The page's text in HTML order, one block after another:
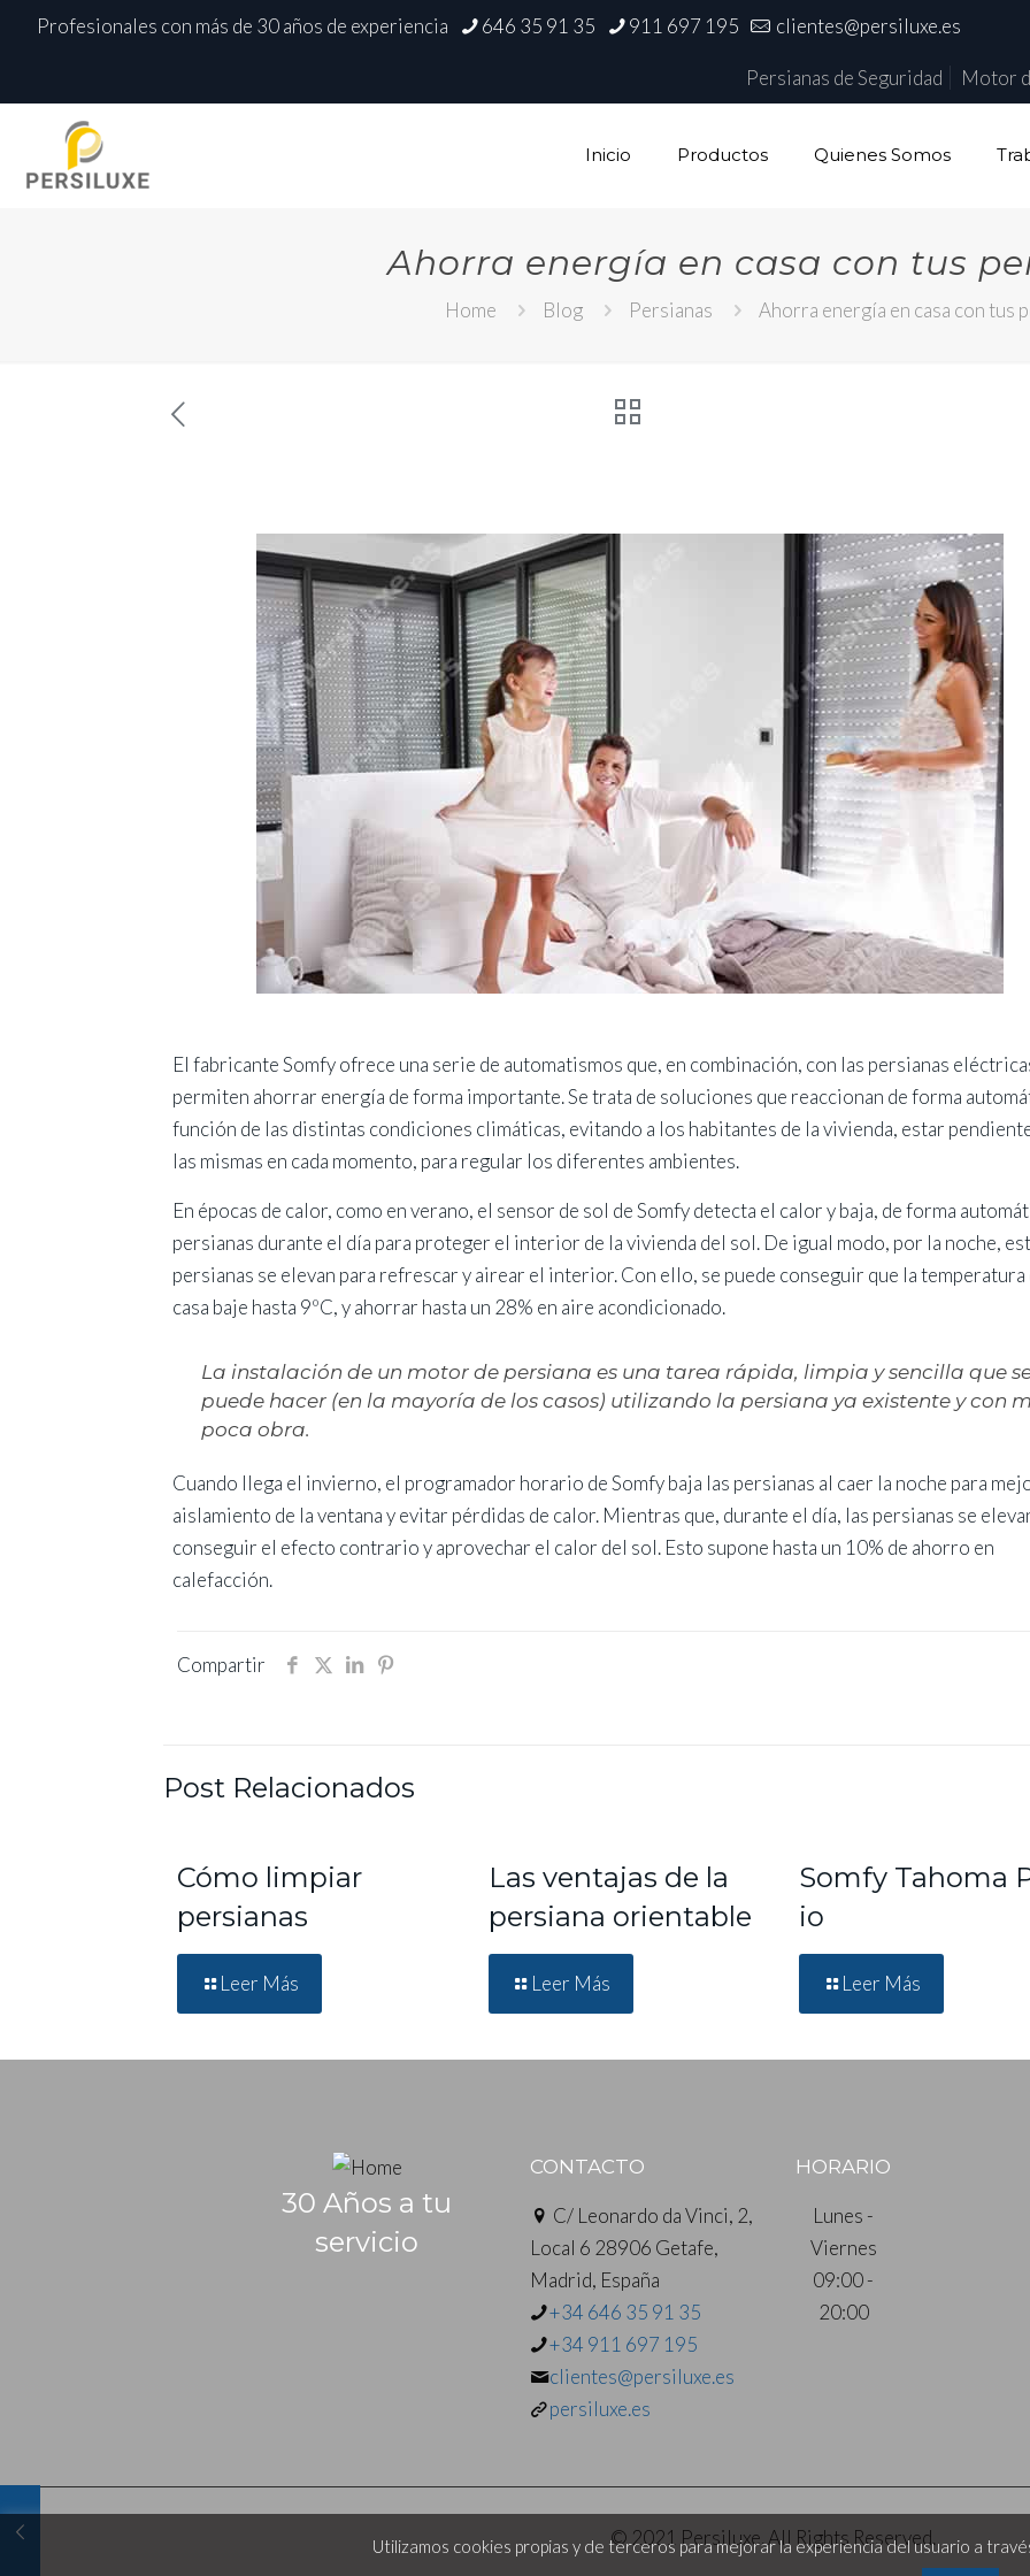
Profesionales con más de 30 años de experiencia 646 35 91 35 911 697 195 clientes@persiluxe.es
Persianas de Seguridad Motor
Inicio Productos Quienes Somos
Ahorra energía en casa con tus
Home Blog Persianas Ahorra energía en casa con tus
El fabricante Somfy ofrece una serie de automatismos que, en combinación, con las persianas
permiten ahorrar energía de forma importante. Se trata de soluciones que reaccionan de forma
función de las distintas condiciones climáticas, evitando a los habitantes de la vivienda, estar
las mismas en cada momento, para regular los diferentes ambientes.
En épocas de calor, como en verano, el sensor de sol de Somfy detecta el calor y baja, de forma
persianas durante el día para proteger el interior de la vivienda del sol. De igual modo, por la noche,
persianas se elevan para refrescar y airear el interior. Con ello, se puede conseguir que la temperatura
casa baje hasta 9ºC, y ahorrar hasta un 28% en aire acondicionado.
La instalación de un motor de persiana es una tarea rápida, limpia y sencilla que
puede hacer (en la mayoría de los casos) utilizando la persiana ya existente y con
poca obra.
Cuando llega el invierno, el programador horario de Somfy baja las persianas al caer la noche para
aislamiento de la ventana y evitar pérdidas de calor. Mientras que, durante el día, las persianas se
conseguir el efecto contrario y aprovechar el calor del sol. Esto supone hasta un 10% de ahorro en
calefacción.
Compartir
Post Relacionados
Cómo limpiar
persianas
Leer Más
Las ventajas de la
persiana orientable
Leer Más
Somfy Tahoma
io
Leer Más
30 Años a tu
servicio
CONTACTO
C/ Leonardo da Vinci, 2,
Local 6 28906 Getafe,
Madrid, España
+34 646 35 91 35
+34 911 697 195
clientes@persiluxe.es
persiluxe.es
HORARIO
Lunes -
Viernes
09:00 -
20:00
© 2021 Persiluxe. All Rights Reserved.
Utilizamos cookies propias y de terceros para mejorar la experiencia del usuario a